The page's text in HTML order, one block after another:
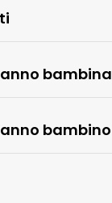
bambina
bambino